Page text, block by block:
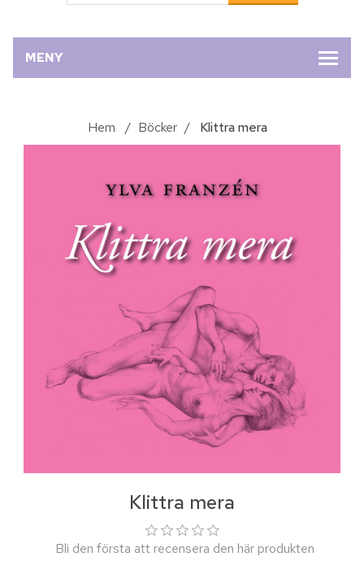
MENY
Hem / Böcker / Klittra mera
Klittra mera
Bli den första att recensera den här produkten